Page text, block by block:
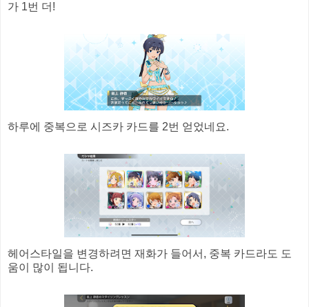
가 1번 더!
하루에 중복으로 시즈카 카드를 2번 얻었네요.
헤어스타일을 변경하려면 재화가 들어서, 중복 카드라도 도
움이 많이 됩니다.